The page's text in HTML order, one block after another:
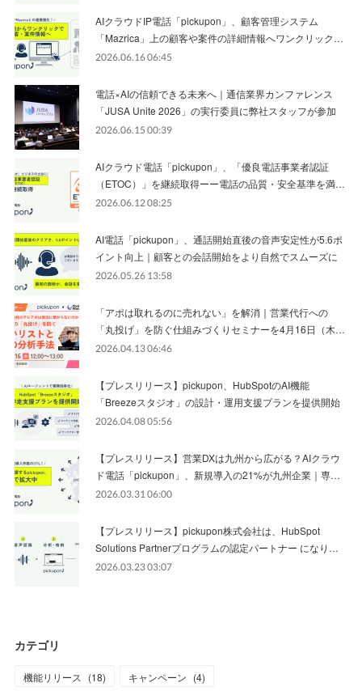
AIクラウドIP電話「pickupon」、顧客管理システム
「Mazrica」上の顧客や案件の詳細情報へワンクリック…
2026.06.16 06:45
電話×AIの信頼できる未来へ｜通信業界カンファレンス
「JUSA Unite 2026」の実行委員に弊社スタッフが参加
2026.06.15 00:39
AIクラウド電話「pickupon」、「優良電話事業者認証
（ETOC）」を継続取得ーー電話の品質・安全基準を満…
2026.06.12 08:25
AI電話「pickupon」、通話開始直後の音声安定性が5.6ポ
イント向上｜顧客との会話開始をより自然でスムーズに
2026.05.26 13:58
「アポは取れるのに売れない」を解消｜営業代行への
「丸投げ」を防ぐ仕組みづくりセミナーを4月16日（木…
2026.04.13 06:46
【プレスリリース】pickupon、HubSpotのAI機能
「Breezeスタジオ」の設計・運用支援プランを提供開始
2026.04.08 05:56
【プレスリリース】営業DXは九州から広がる？AIクラウ
ド電話「pickupon」、新規導入の21%が九州企業｜専…
2026.03.31 06:00
【プレスリリース】pickupon株式会社は、HubSpot
Solutions Partnerプログラムの認定パートナー になり…
2026.03.23 03:07
カテゴリ
機能リリース (18) キャンペーン (4)